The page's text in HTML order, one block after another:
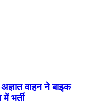
वाहन ने बाइक
भर्ती